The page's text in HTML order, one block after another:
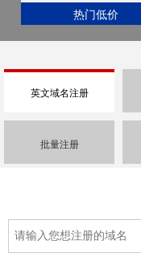
热门低价
英文域名注册
批量注册